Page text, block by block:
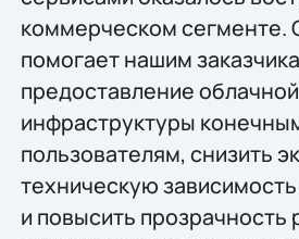
коммерческом сегменте.
помогает нашим
предоставление облачной
инфраструктуры
пользователям, снизить
техническую
и повысить прозрачность